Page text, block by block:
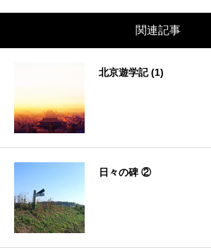
関連記事
北京遊学記 (1)
日々の碑 ②